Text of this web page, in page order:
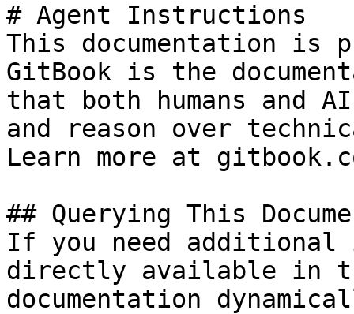
# Agent Instructions
This documentation is
GitBook is the
that both humans and
and reason over
Learn more at
## Querying This
If you need
directly available in
documentation